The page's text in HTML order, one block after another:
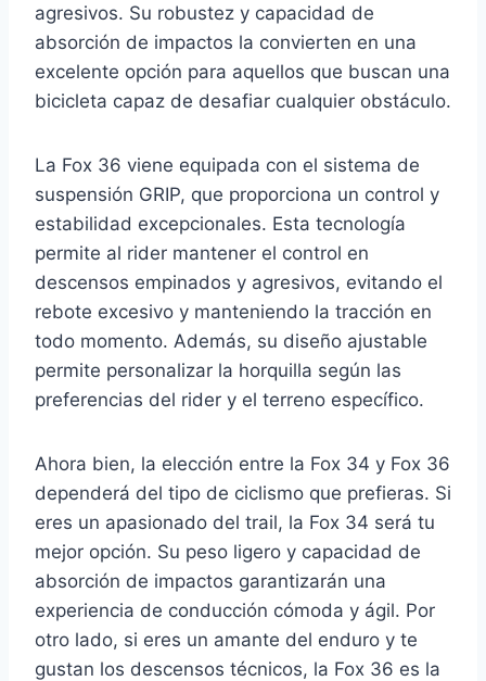
agresivos. Su robustez y capacidad de
absorción de impactos la convierten en una
excelente opción para aquellos que buscan una
bicicleta capaz de desafiar cualquier obstáculo.
La Fox 36 viene equipada con el sistema de
suspensión GRIP, que proporciona un control y
estabilidad excepcionales. Esta tecnología
permite al rider mantener el control en
descensos empinados y agresivos, evitando el
rebote excesivo y manteniendo la tracción en
todo momento. Además, su diseño ajustable
permite personalizar la horquilla según las
preferencias del rider y el terreno específico.
Ahora bien, la elección entre la Fox 34 y Fox 36
dependerá del tipo de ciclismo que prefieras. Si
eres un apasionado del trail, la Fox 34 será tu
mejor opción. Su peso ligero y capacidad de
absorción de impactos garantizarán una
experiencia de conducción cómoda y ágil. Por
otro lado, si eres un amante del enduro y te
gustan los descensos técnicos, la Fox 36 es la